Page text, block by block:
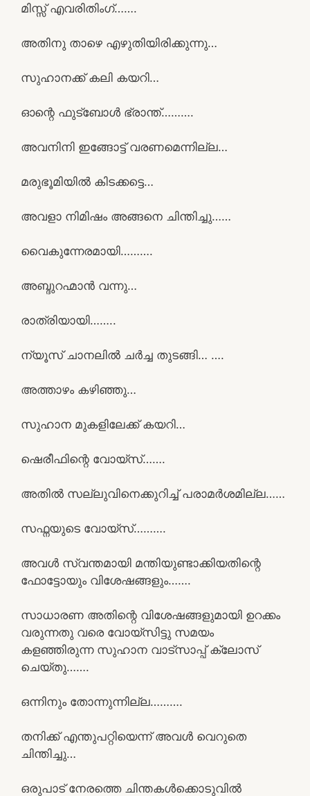
മിസ്സ് എവരിതിംഗ്…….
അതിനു താഴെ എഴുതിയിരിക്കുന്നു…
സുഹാനക്ക് കലി കയറി…
ഓന്റെ ഫുട്ബോൾ ഭ്രാന്ത്……….
അവനിനി ഇങ്ങോട്ട് വരണമെന്നില്ല…
മരുഭൂമിയിൽ കിടക്കട്ടെ…
അവളാ നിമിഷം അങ്ങനെ ചിന്തിച്ചു……
വൈകുന്നേരമായി……….
അബ്ദുറഹ്മാൻ വന്നു…
രാത്രിയായി……..
ന്യൂസ് ചാനലിൽ ചർച്ച തുടങ്ങി… ….
അത്താഴം കഴിഞ്ഞു…
സുഹാന മുകളിലേക്ക് കയറി…
ഷെരീഫിന്റെ വോയ്സ്…….
അതിൽ സല്ലുവിനെക്കുറിച്ച് പരാമർശമില്ല……
സഫ്നയുടെ വോയ്സ്……….
അവൾ സ്വന്തമായി മന്തിയുണ്ടാക്കിയതിന്റെ
ഫോട്ടോയും വിശേഷങ്ങളും…….
സാധാരണ അതിന്റെ വിശേഷങ്ങളുമായി ഉറക്കം
വരുന്നതു വരെ വോയ്സിട്ടു സമയം
കളഞ്ഞിരുന്ന സുഹാന വാട്സാപ്പ് ക്ലോസ്
ചെയ്തു…….
ഒന്നിനും തോന്നുന്നില്ല……….
തനിക്ക് എന്തുപറ്റിയെന്ന് അവൾ വെറുതെ
ചിന്തിച്ചു…
ഒരുപാട് നേരത്തെ ചിന്തകൾക്കൊടുവിൽ